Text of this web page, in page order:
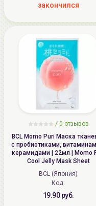
закончился
/ 0 отзывов
BCL Momo Puri Маска
с пробиотиками,
керамидами | 22мл | Momo
Cool Jelly Mask Sheet
BCL (Япония)
Код:
19.90 руб.